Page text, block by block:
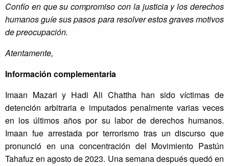
Confío en que su compromiso con la justicia y los derechos
humanos guíe sus pasos para resolver estos graves motivos
de preocupación.
Atentamente,
Información complementaria
Imaan Mazari y Hadi Ali Chattha han sido víctimas de
detención arbitraria e imputados penalmente varias veces
en los últimos años por su labor de derechos humanos.
Imaan fue arrestada por terrorismo tras un discurso que
pronunció en una concentración del Movimiento Pastún
Tahafuz en agosto de 2023. Una semana después quedó en